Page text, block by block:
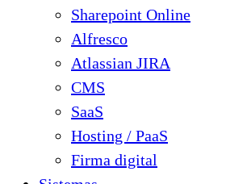
Sharepoint Online
Alfresco
Atlassian JIRA
CMS
SaaS
Hosting / PaaS
Firma digital